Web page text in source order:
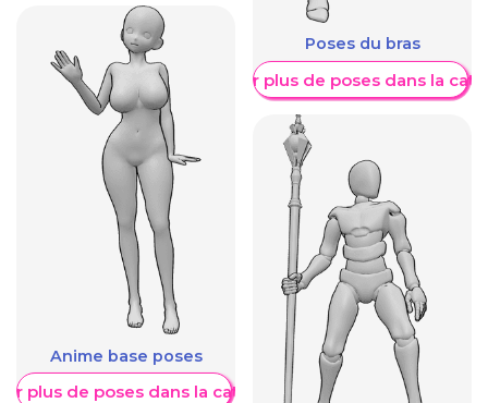
Anime base poses
plus de poses dans la catégorie
Poses du bras
Afficher plus de poses dans la